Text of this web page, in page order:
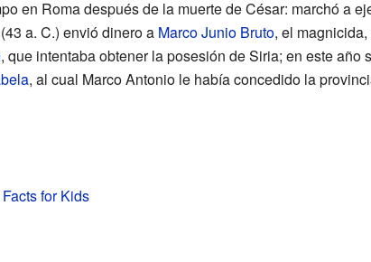
en Roma después de la muerte de César: marchó a
a. C.) envió dinero a Marco Junio Bruto, el
, que intentaba obtener la posesión de Siria; en este año
, al cual Marco Antonio le había concedido la
for Kids